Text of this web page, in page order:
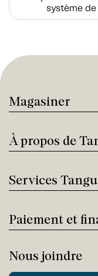
système
Magasiner
À propos de
Services
Paiement et
Nous joindre